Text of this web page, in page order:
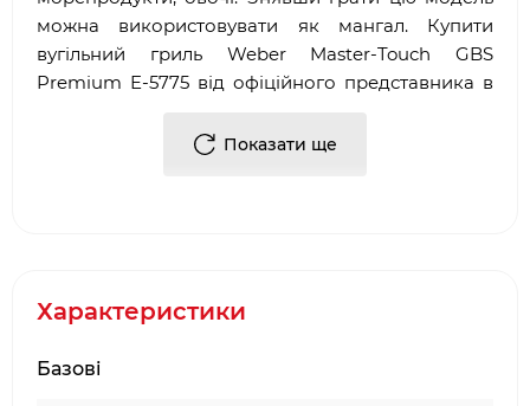
можна використовувати як мангал. Купити
вугільний гриль Weber Master-Touch GBS
Premium E-5775 від офіційного представника в
Котел і кришка: низько вуглецева сталь
Решітка для продуктів: хромована сталь
Показати ще
Характеристики
Базові